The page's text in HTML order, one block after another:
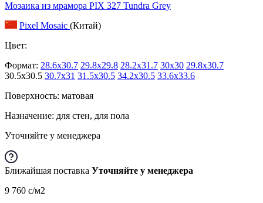
Мозаика из мрамора PIX 327 Tundra Grey
Pixel Mosaic (Китай)
Цвет:
Формат: 28.6x30.7 29.8x29.8 28.2x31.7 30x30 29.8x30.7
30.5x30.5 30.7x31 31.5x30.5 34.2x30.5 33.6x33.6
Поверхность: матовая
Назначение: для стен, для пола
Уточняйте у менеджера
Ближайшая поставка Уточняйте у менеджера
9 760 c/м2